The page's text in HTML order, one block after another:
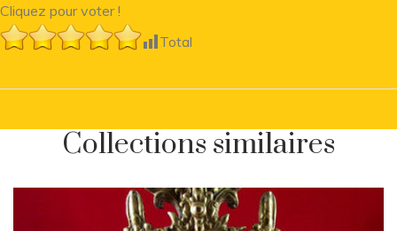
Cliquez pour voter !
Total
Collections similaires